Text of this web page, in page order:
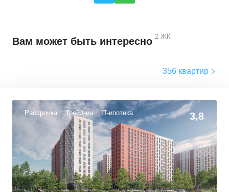
Вам может быть интересно 2 ЖК
356 квартир
Рассрочка Трейд-ин IT-ипотека 3,8